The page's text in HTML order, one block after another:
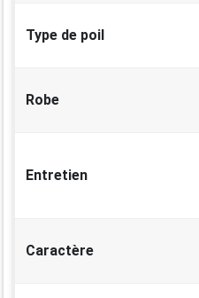
Type de poil
Robe
Entretien
Caractère